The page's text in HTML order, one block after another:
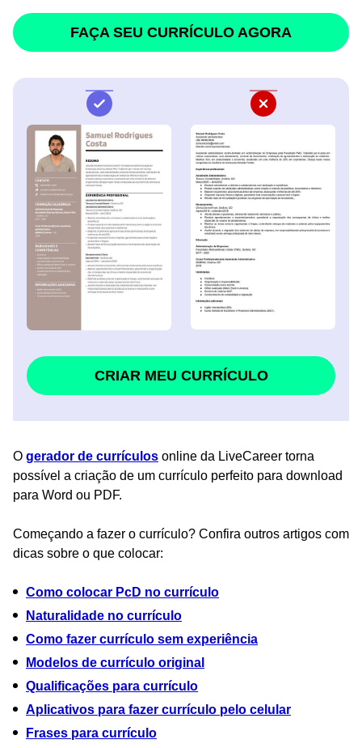
FAÇA SEU CURRÍCULO AGORA
CRIAR MEU CURRÍCULO
O gerador de currículos online da LiveCareer torna
possível a criação de um currículo perfeito para download
para Word ou PDF.
Começando a fazer o currículo? Confira outros artigos com
dicas sobre o que colocar:
Como colocar PcD no currículo
Naturalidade no currículo
Como fazer currículo sem experiência
Modelos de currículo original
Qualificações para currículo
Aplicativos para fazer currículo pelo celular
Frases para currículo